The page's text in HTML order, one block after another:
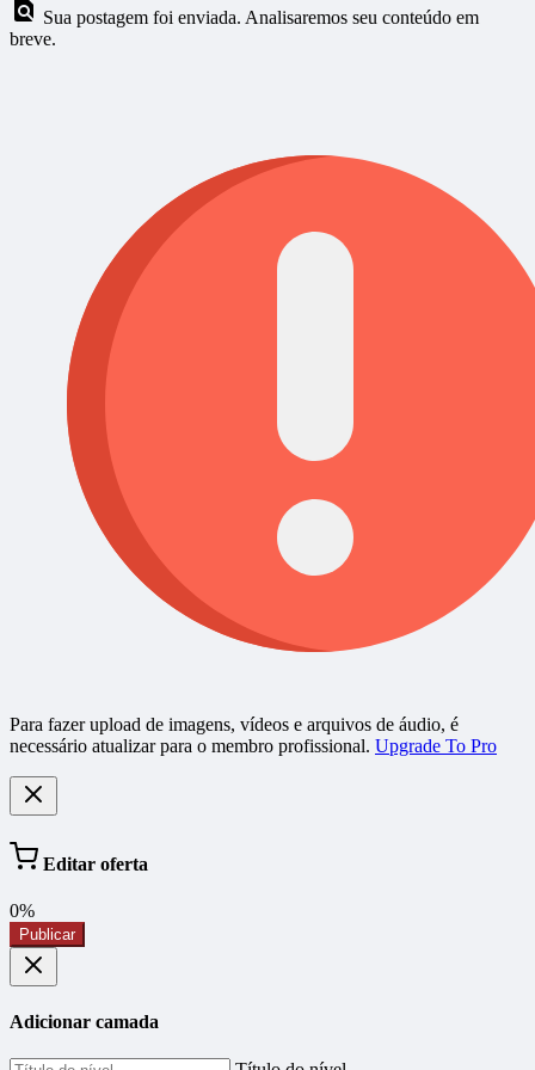
Sua postagem foi enviada. Analisaremos seu conteúdo em
breve.
Para fazer upload de imagens, vídeos e arquivos de áudio, é
necessário atualizar para o membro profissional. Upgrade To Pro
Editar oferta
0%
Publicar
Adicionar camada